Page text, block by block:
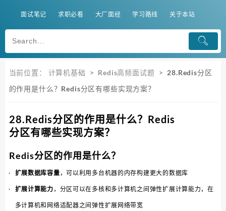
面试笔记 求职必看 大厂面经 学习路线 关于本站
当前位置： 计算机基础 > Redis高频面试题 > 28.Redis分区
的作用是什么？Redis分区有哪些实现方案？
28.Redis分区的作用是什么？Redis
分区有哪些实现方案？
Redis分区的作用是什么？
扩展数据库容量 ，可以利用多台机器的内存构建更大的数据库
扩展计算能力 ，分区可以在多核和多计算机之间弹性扩展计算能力，在
多计算机和网络适配器之间弹性扩展网络带宽